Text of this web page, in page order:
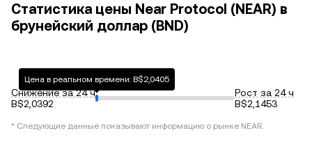
Статистика цены Near Protocol (NEAR) в
брунейский доллар (BND)
Снижение за 24 ч
B$2,0392
Цена в реальном времени: B$2,0405
Рост за 24 ч
B$2,1453
* Следующие данные показывают информацию о рынке NEAR.